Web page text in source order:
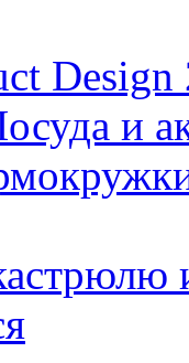
Design
и